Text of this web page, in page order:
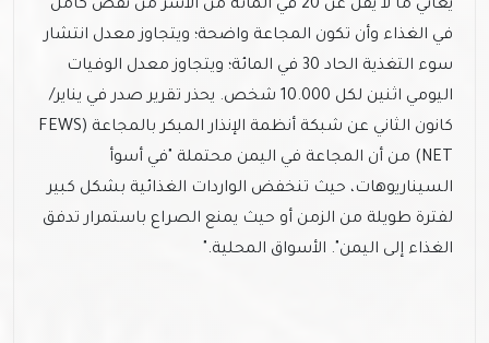
يعاني ما لا يقل عن 20 في المائة من الأسر من نقص كامل
في الغذاء وأن تكون المجاعة واضحة؛ ويتجاوز معدل انتشار
سوء التغذية الحاد 30 في المائة؛ ويتجاوز معدل الوفيات
اليومي اثنين لكل 10.000 شخص. يحذر تقرير صدر في يناير/
كانون الثاني عن شبكة أنظمة الإنذار المبكر بالمجاعة (FEWS
NET) من أن المجاعة في اليمن محتملة "في أسوأ
السيناريوهات، حيث تنخفض الواردات الغذائية بشكل كبير
لفترة طويلة من الزمن أو حيث يمنع الصراع باستمرار تدفق
الغذاء إلى اليمن". الأسواق المحلية."